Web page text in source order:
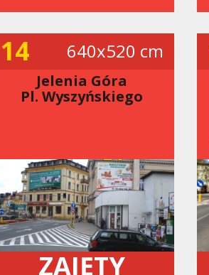
14 640x520 cm
Jelenia Góra
Pl. Wyszyńskiego
ZAJĘTY